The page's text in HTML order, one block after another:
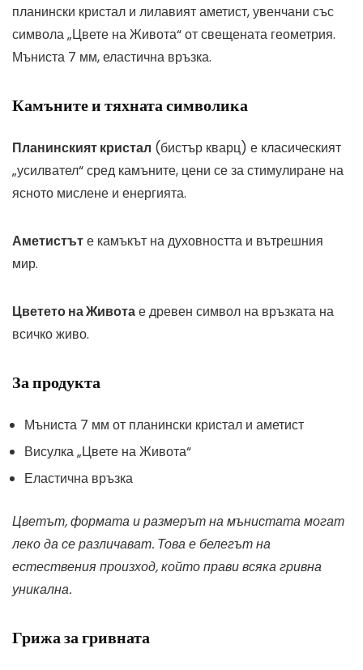
планински кристал и лилавият аметист, увенчани със
символа „Цвете на Живота“ от свещената геометрия.
Мъниста 7 мм, еластична връзка.
Камъните и тяхната символика
Планинският кристал (бистър кварц) е класическият
„усилвател“ сред камъните, цени се за стимулиране на
ясното мислене и енергията.
Аметистъте камъкът на духовността и вътрешния
мир.
Цветето на Животае древен символ на връзката на
всичко живо.
За продукта
Мъниста 7 мм от планински кристал и аметист
Висулка „Цвете на Живота“
Еластична връзка
Цветът, формата и размерът на мънистата могат
леко да се различават. Това е белегът на
естествения произход, който прави всяка гривна
уникална.
Грижа за гривната